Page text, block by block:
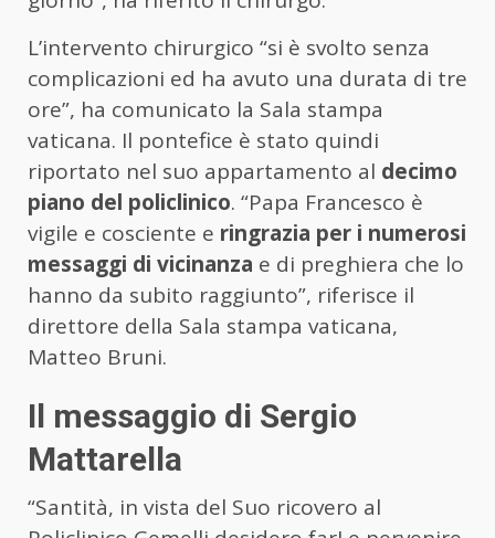
L’intervento chirurgico “si è svolto senza
complicazioni ed ha avuto una durata di tre
ore”, ha comunicato la Sala stampa
vaticana. Il pontefice è stato quindi
riportato nel suo appartamento al decimo
piano del policlinico. “Papa Francesco è
vigile e cosciente e ringrazia per i numerosi
messaggi di vicinanza e di preghiera che lo
hanno da subito raggiunto”, riferisce il
direttore della Sala stampa vaticana,
Matteo Bruni.
Il messaggio di Sergio
Mattarella
“Santità, in vista del Suo ricovero al